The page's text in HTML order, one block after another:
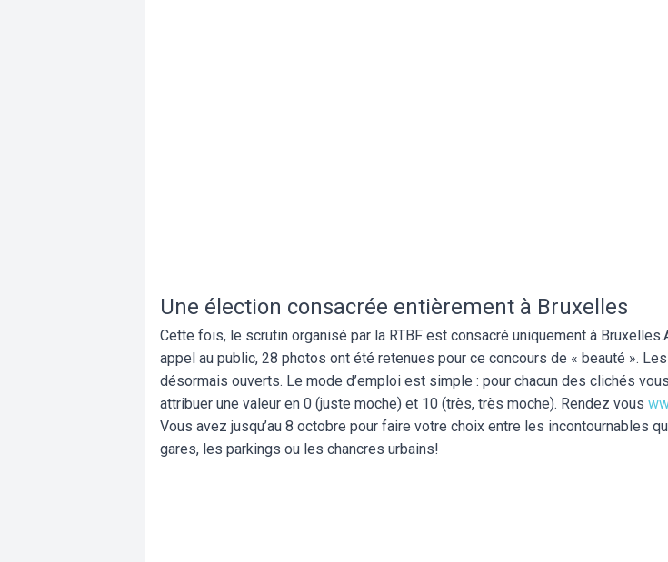
Une élection consacrée entièrement à Bruxelles
Cette fois, le scrutin organisé par la RTBF est consacré uniquement à
appel au public, 28 photos ont été retenues pour ce concours de « beauté ».
désormais ouverts. Le mode d’emploi est simple : pour chacun des clichés
attribuer une valeur en 0 (juste moche) et 10 (très, très moche). Rendez vous
Vous avez jusqu’au 8 octobre pour faire votre choix entre les incontournables
gares, les parkings ou les chancres urbains!